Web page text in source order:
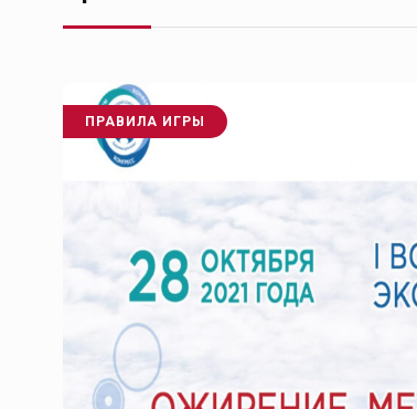
ПРАВИЛА ИГРЫ